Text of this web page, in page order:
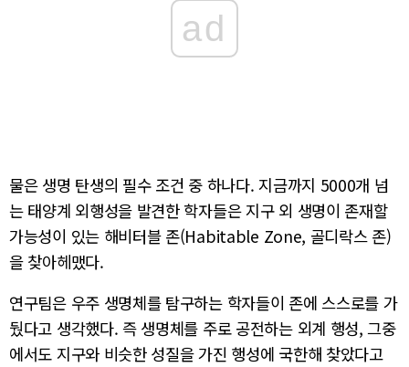
ad
물은 생명 탄생의 필수 조건 중 하나다. 지금까지 5000개 넘
는 태양계 외행성을 발견한 학자들은 지구 외 생명이 존재할
가능성이 있는 해비터블 존(Habitable Zone, 골디락스 존)
을 찾아헤맸다.
연구팀은 우주 생명체를 탐구하는 학자들이 존에 스스로를 가
뒀다고 생각했다. 즉 생명체를 주로 공전하는 외계 행성, 그중
에서도 지구와 비슷한 성질을 가진 행성에 국한해 찾았다고